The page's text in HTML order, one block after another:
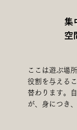
集
空
ここは遊ぶ場
役割を与える
替わります。
が、身につき